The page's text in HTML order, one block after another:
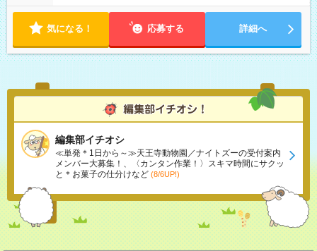
気になる！ 応募する 詳細へ
編集部イチオシ
≪単発＊1日から～≫天王寺動物園／ナイトズーの受付案内
メンバー大募集！、〈カンタン作業！〉スキマ時間にサクッ
と＊お菓子の仕分けなど (8/6UP!)